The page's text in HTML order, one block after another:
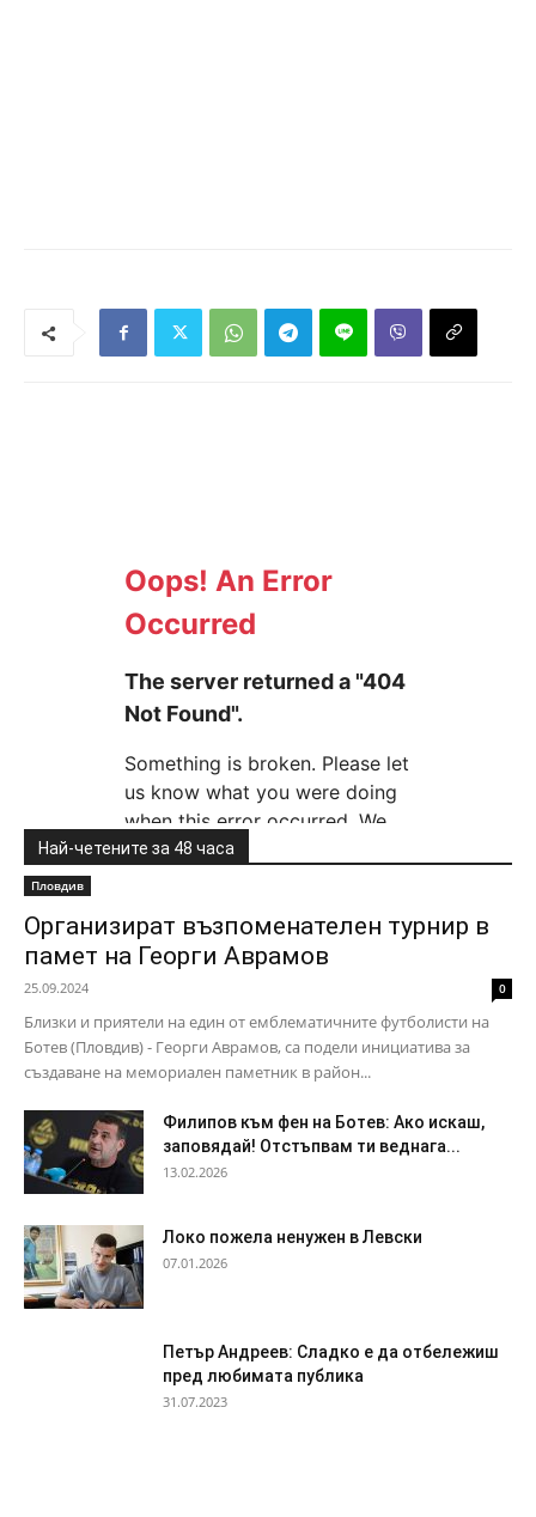
Най-четените за 48 часа
Пловдив
Организират възпоменателен турнир в
памет на Георги Аврамов
25.09.2024 0
Близки и приятели на един от емблематичните футболисти на
Ботев (Пловдив) - Георги Аврамов, са подели инициатива за
създаване на мемориален паметник в район...
Филипов към фен на Ботев: Ако искаш,
заповядай! Отстъпвам ти веднага...
13.02.2026
Локо пожела ненужен в Левски
07.01.2026
Петър Андреев: Сладко е да отбележиш
пред любимата публика
31.07.2023